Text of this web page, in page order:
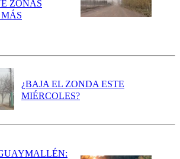
ZONAS
¿BAJA EL ZONDA ESTE
MIÉRCOLES?